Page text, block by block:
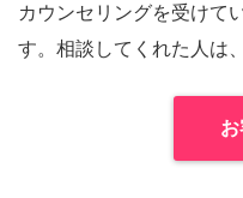
カウンセリングを受けて
す。相談してくれた人は